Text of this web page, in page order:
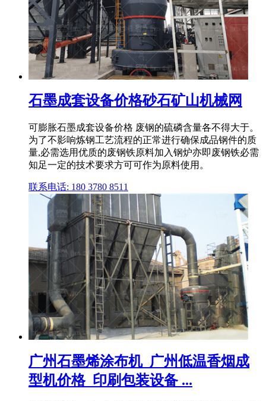
石墨成套设备价格砂石矿山机械网
可膨胀石墨成套设备价格 废钢的硫磷含量各不得大于。
为了不影响炼钢工艺流程的正常进行确保成品钢件的质
量,必需选用优质的废钢铁原料加入钢炉亦即废钢铁必需
知足一定的技术要求方可可作为原料使用。
联系电话: 180 3780 8511
广州石墨烯涂布机_广州低温香烟成
型机价格_印刷包装设备 ...